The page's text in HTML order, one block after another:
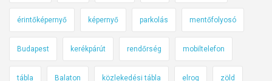
érintőképernyő képernyő parkolás mentőfolyosó
Budapest kerékpárút rendőrség mobiltelefon
tábla Balaton közlekedési tábla elroq zöld